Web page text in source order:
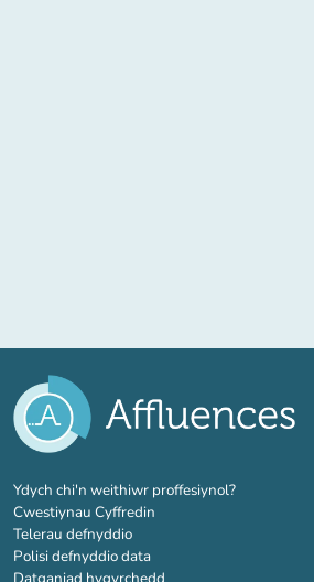
Ydych chi'n weithiwr proffesiynol?(tab newydd)
Cwestiynau Cyffredin
Telerau defnyddio
Polisi defnyddio data